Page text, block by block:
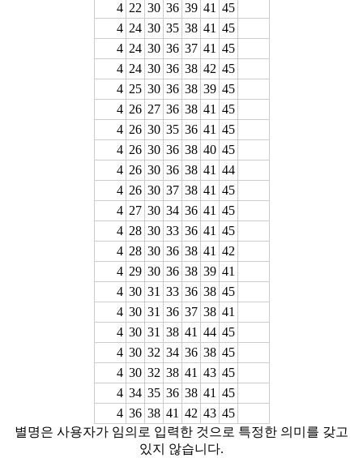
4 22 30 36 39 41 45
4 24 30 35 38 41 45
4 24 30 36 37 41 45
4 24 30 36 38 42 45
4 25 30 36 38 39 45
4 26 27 36 38 41 45
4 26 30 35 36 41 45
4 26 30 36 38 40 45
4 26 30 36 38 41 44
4 26 30 37 38 41 45
4 27 30 34 36 41 45
4 28 30 33 36 41 45
4 28 30 36 38 41 42
4 29 30 36 38 39 41
4 30 31 33 36 38 45
4 30 31 36 37 38 41
4 30 31 38 41 44 45
4 30 32 34 36 38 45
4 30 32 38 41 43 45
4 34 35 36 38 41 45
4 36 38 41 42 43 45
별명은 사용자가 임의로 입력한 것으로 특정한 의미를 갖고
있지 않습니다.